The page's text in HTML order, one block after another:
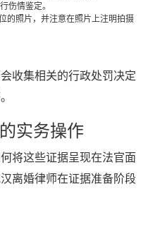
伤情鉴定。
的照片，并注意在照片上注明拍摄
收集相关的行政处罚决定
实务操作
将这些证据呈现在法官面
离婚律师在证据准备阶段